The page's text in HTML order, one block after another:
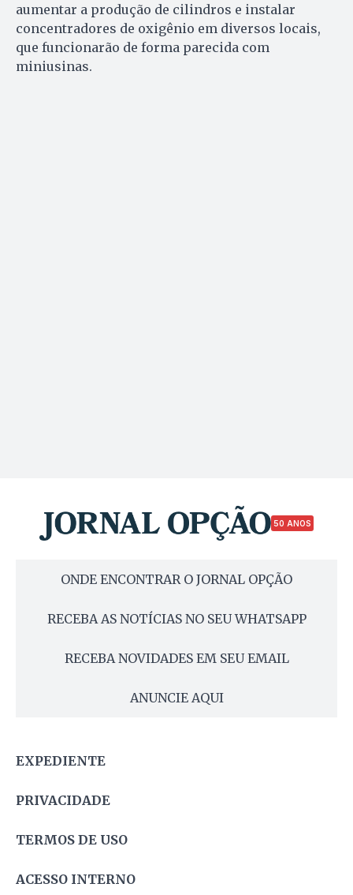
aumentar a produção de cilindros e instalar
concentradores de oxigênio em diversos locais,
que funcionarão de forma parecida com
miniusinas.
50 ANOS
ONDE ENCONTRAR O JORNAL OPÇÃO
RECEBA AS NOTÍCIAS NO SEU WHATSAPP
RECEBA NOVIDADES EM SEU EMAIL
ANUNCIE AQUI
EXPEDIENTE
PRIVACIDADE
TERMOS DE USO
ACESSO INTERNO